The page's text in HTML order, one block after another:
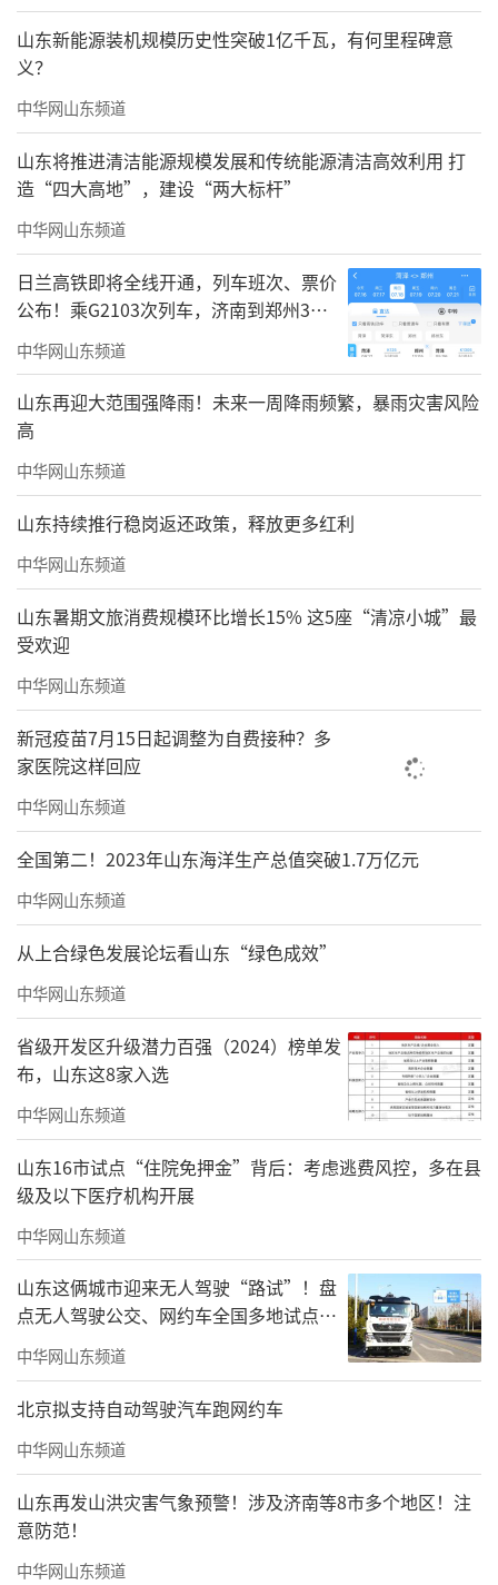
货”。当前众多高知、高财及城市塔尖的青
睐，已然构建起一座难以逾越的圈层壁垒。
君一·伴山鸣樾外立面
当大多数人的选择，印证了少数人的远见。此
刻，正是把握机遇，将山海收入囊中的绝佳机
遇时机。“君一·伴山鸣樾”珍藏席位逐席递
减，恭迎莅临，亲鉴红盘风采！
责任编辑：王浩然
山东新能源装机规模历史性突破1亿千瓦，有何里程碑意
义？
中华网山东频道
山东将推进清洁能源规模发展和传统能源清洁高效利用 打
造“四大高地”，建设“两大标杆”
中华网山东频道
日兰高铁即将全线开通，列车班次、票价
公布！乘G2103次列车，济南到郑州3小
时到达
中华网山东频道
山东再迎大范围强降雨！未来一周降雨频繁，暴雨灾害风险
高
中华网山东频道
山东持续推行稳岗返还政策，释放更多红利
中华网山东频道
山东暑期文旅消费规模环比增长15% 这5座“清凉小城”最
受欢迎
中华网山东频道
新冠疫苗7月15日起调整为自费接种？多
家医院这样回应
中华网山东频道
全国第二！2023年山东海洋生产总值突破1.7万亿元
中华网山东频道
从上合绿色发展论坛看山东“绿色成效”
中华网山东频道
省级开发区升级潜力百强（2024）榜单发
布，山东这8家入选
中华网山东频道
山东16市试点“住院免押金”背后：考虑逃费风控，多在县
级及以下医疗机构开展
中华网山东频道
山东这俩城市迎来无人驾驶“路试”！盘
点无人驾驶公交、网约车全国多地试点之
路
中华网山东频道
北京拟支持自动驾驶汽车跑网约车
中华网山东频道
山东再发山洪灾害气象预警！涉及济南等8市多个地区！注
意防范！
中华网山东频道